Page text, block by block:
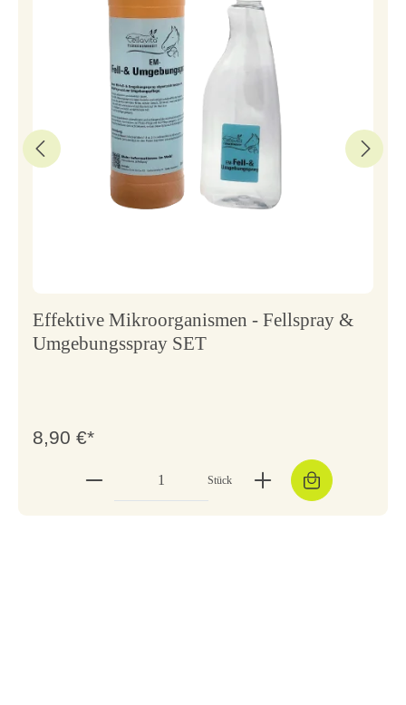
Effektive Mikroorganismen - Fellspray &
Umgebungsspray SET
8,90 €*
Stück